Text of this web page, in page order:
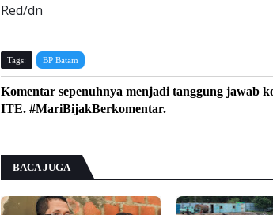
Red/dn
Tags: BP Batam
Komentar sepenuhnya menjadi tanggung jawab
ITE. #MariBijakBerkomentar.
BACA JUGA